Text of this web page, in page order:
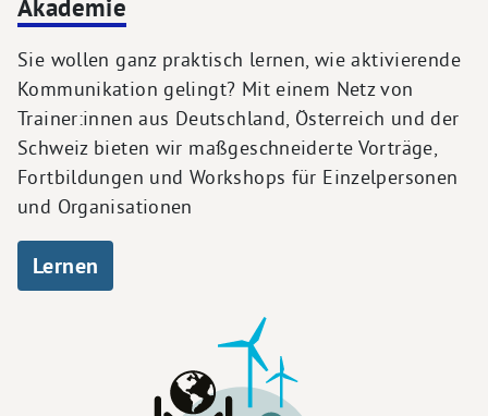
Akademie
Sie wollen ganz praktisch lernen, wie aktivierende
Kommunikation gelingt? Mit einem Netz von
Trainer:innen aus Deutschland, Österreich und der
Schweiz bieten wir maßgeschneiderte Vorträge,
Fortbildungen und Workshops für Einzelpersonen
und Organisationen
Lernen